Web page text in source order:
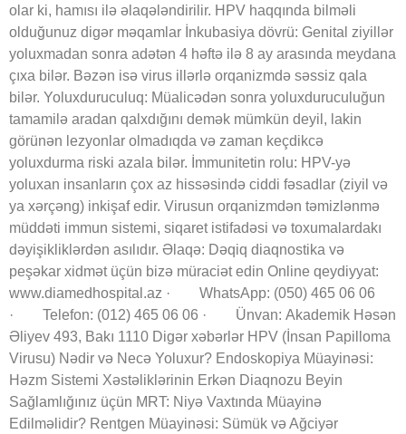
olar ki, hamısı ilə əlaqələndirilir. HPV haqqında bilməli
olduğunuz digər məqamlar İnkubasiya dövrü: Genital ziyillər
yoluxmadan sonra adətən 4 həftə ilə 8 ay arasında meydana
çıxa bilər. Bəzən isə virus illərlə orqanizmdə səssiz qala
bilər. Yoluxduruculuq: Müalicədən sonra yoluxduruculuğun
tamamilə aradan qalxdığını demək mümkün deyil, lakin
görünən lezyonlar olmadıqda və zaman keçdikcə
yoluxdurma riski azala bilər. İmmunitetin rolu: HPV-yə
yoluxan insanların çox az hissəsində ciddi fəsadlar (ziyil və
ya xərçəng) inkişaf edir. Virusun orqanizmdən təmizlənmə
müddəti immun sistemi, siqaret istifadəsi və toxumalardakı
dəyişikliklərdən asılıdır. Əlaqə: Dəqiq diaqnostika və
peşəkar xidmət üçün bizə müraciət edin Online qeydiyyat:
www.diamedhospital.az · WhatsApp: (050) 465 06 06
· Telefon: (012) 465 06 06 · Ünvan: Akademik Həsən
Əliyev 493, Bakı 1110 Digər xəbərlər HPV (İnsan Papilloma
Virusu) Nədir və Necə Yoluxur? Endoskopiya Müayinəsi:
Həzm Sistemi Xəstəliklərinin Erkən Diaqnozu Beyin
Sağlamlığınız üçün MRT: Niyə Vaxtında Müayinə
Edilməlidir? Rentgen Müayinəsi: Sümük və Ağciyər